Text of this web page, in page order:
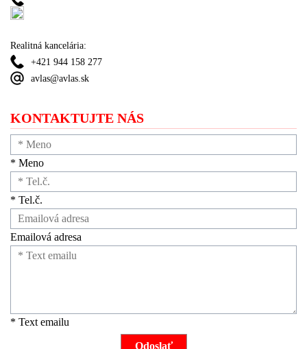
Realitná kancelária:
+421 944 158 277
avlas@avlas.sk
KONTAKTUJTE NÁS
* Meno
* Tel.č.
Emailová adresa
* Text emailu